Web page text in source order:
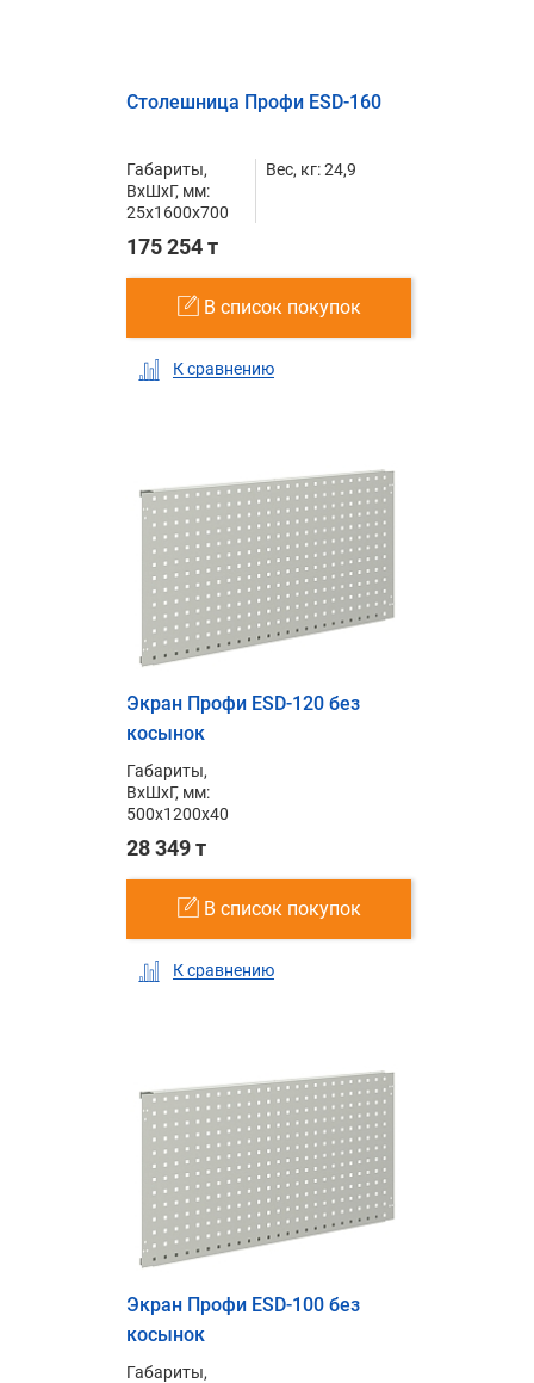
Столешница Профи ESD-160
Габариты,
ВxШxГ, мм:
25x1600x700
Вес, кг: 24,9
175 254 т
В список покупок
К сравнению
Экран Профи ESD-120 без
косынок
Габариты,
ВxШxГ, мм:
500x1200x40
28 349 т
В список покупок
К сравнению
Экран Профи ESD-100 без
косынок
Габариты,